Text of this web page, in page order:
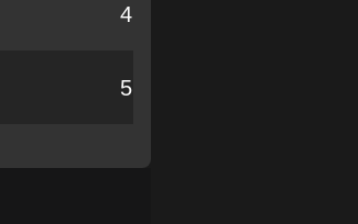
4
5